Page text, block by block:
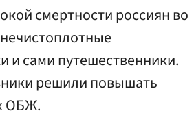
смертности россиян во
и сами путешественники.
решили повышать
ОБЖ.